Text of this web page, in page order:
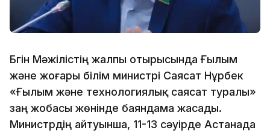
Бүгін Мәжілістің жалпы отырысында Ғылым
және жоғары білім министрі Саясат Нұрбек
«Ғылым және технологиялық саясат туралы»
заң жобасы жөнінде баяндама жасады.
Министрдің айтуынша, 11-13 сәуірде Астанада